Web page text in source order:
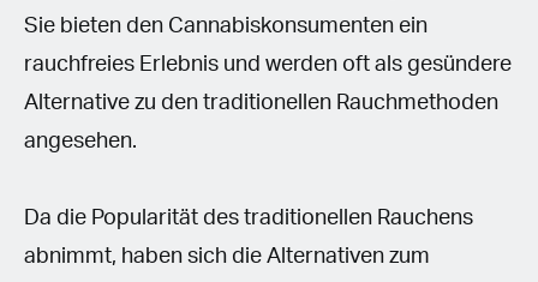
Sie bieten den Cannabiskonsumenten ein
rauchfreies Erlebnis und werden oft als gesündere
Alternative zu den traditionellen Rauchmethoden
angesehen.
Da die Popularität des traditionellen Rauchens
abnimmt, haben sich die Alternativen zum